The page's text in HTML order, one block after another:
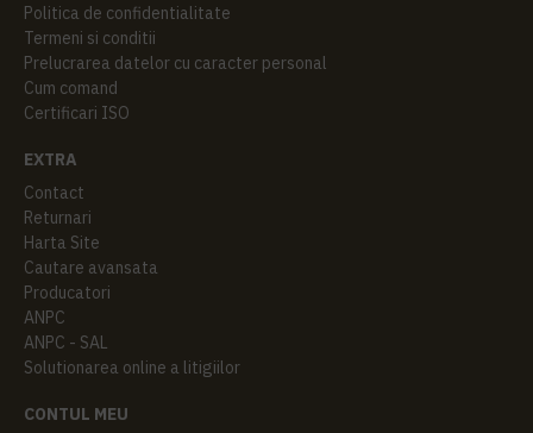
Politica de confidentialitate
Termeni si conditii
Prelucrarea datelor cu caracter personal
Cum comand
Certificari ISO
EXTRA
Contact
Returnari
Harta Site
Cautare avansata
Producatori
ANPC
ANPC - SAL
Solutionarea online a litigiilor
CONTUL MEU